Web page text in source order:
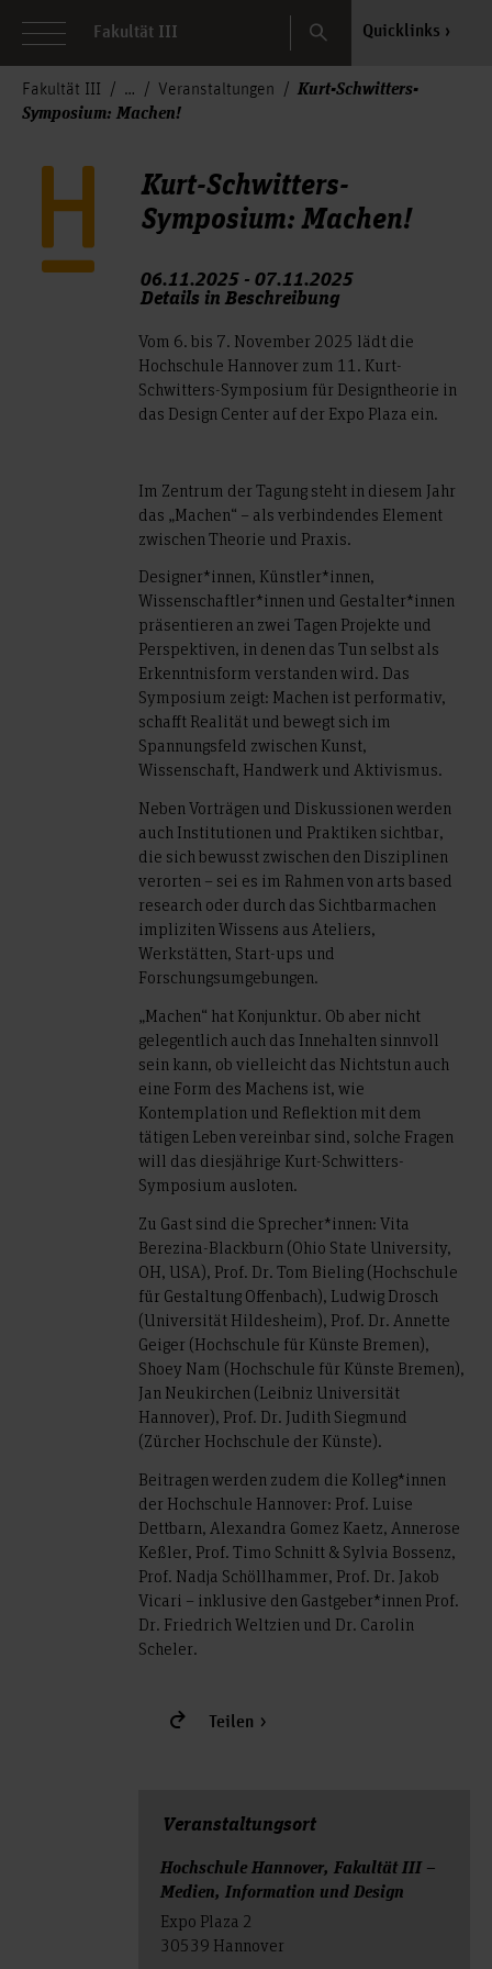
Fakultät III Search Quicklinks
Fakultät III Veranstaltungen
Kurt-Schwitters-
Symposium: Machen!
Kurt-Schwitters-
Symposium: Machen!
06.11.2025 - 07.11.2025
Details in Beschreibung
Vom 6. bis 7. November 2025 lädt die
Hochschule Hannover zum 11. Kurt-
Schwitters-Symposium für Designtheorie in
das Design Center auf der Expo Plaza ein.
Im Zentrum der Tagung steht in diesem Jahr
das „Machen“ – als verbindendes Element
zwischen Theorie und Praxis.
Designer*innen, Künstler*innen,
Wissenschaftler*innen und Gestalter*innen
präsentieren an zwei Tagen Projekte und
Perspektiven, in denen das Tun selbst als
Erkenntnisform verstanden wird. Das
Symposium zeigt: Machen ist performativ,
schafft Realität und bewegt sich im
Spannungsfeld zwischen Kunst,
Wissenschaft, Handwerk und Aktivismus.
Neben Vorträgen und Diskussionen werden
auch Institutionen und Praktiken sichtbar,
die sich bewusst zwischen den Disziplinen
verorten – sei es im Rahmen von arts based
research oder durch das Sichtbarmachen
impliziten Wissens aus Ateliers,
Werkstätten, Start-ups und
Forschungsumgebungen.
„Machen“ hat Konjunktur. Ob aber nicht
gelegentlich auch das Innehalten sinnvoll
sein kann, ob vielleicht das Nichtstun auch
eine Form des Machens ist, wie
Kontemplation und Reflektion mit dem
tätigen Leben vereinbar sind, solche Fragen
will das diesjährige Kurt-Schwitters-
Symposium ausloten.
Zu Gast sind die Sprecher*innen: Vita
Berezina-Blackburn (Ohio State University,
OH, USA), Prof. Dr. Tom Bieling (Hochschule
für Gestaltung Offenbach), Ludwig Drosch
(Universität Hildesheim), Prof. Dr. Annette
Geiger (Hochschule für Künste Bremen),
Shoey Nam (Hochschule für Künste Bremen),
Jan Neukirchen (Leibniz Universität
Hannover), Prof. Dr. Judith Siegmund
(Zürcher Hochschule der Künste).
Beitragen werden zudem die Kolleg*innen
der Hochschule Hannover: Prof. Luise
Dettbarn, Alexandra Gomez Kaetz, Annerose
Keßler, Prof. Timo Schnitt & Sylvia Bossenz,
Prof. Nadja Schöllhammer, Prof. Dr. Jakob
Vicari – inklusive den Gastgeber*innen Prof.
Dr. Friedrich Weltzien und Dr. Carolin
Scheler.
Teilen
Veranstal­tungs­ort
Hochschule Hannover, Fakultät III –
Medien, Information und Design
Expo Plaza 2
30539 Hannover